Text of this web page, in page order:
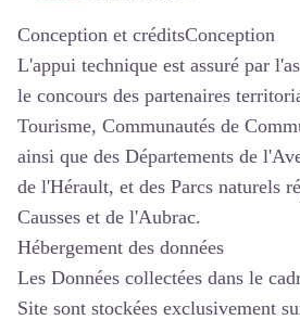
Conception et créditsConception
L'appui technique est assuré par
le concours des partenaires
Tourisme, Communautés de
ainsi que des Départements de
de l'Hérault, et des Parcs naturels
Causses et de l'Aubrac.
Hébergement des données
Les Données collectées dans le
Site sont stockées exclusivement